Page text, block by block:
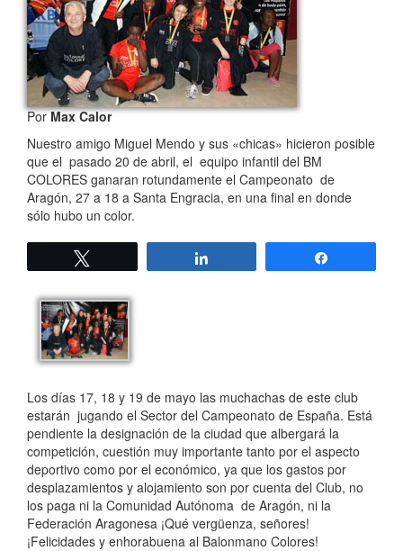
PorMax Calor
Nuestro amigo Miguel Mendo y sus «chicas» hicieron posible
que el pasado 20 de abril, el equipo infantil del BM
COLORES ganaran rotundamente el Campeonato de
Aragón, 27 a 18 a Santa Engracia, en una final en donde
sólo hubo un color.
Los días 17, 18 y 19 de mayo las muchachas de este club
estarán jugando el Sector del Campeonato de España. Está
pendiente la designación de la ciudad que albergará la
competición, cuestión muy importante tanto por el aspecto
deportivo como por el económico, ya que los gastos por
desplazamientos y alojamiento son por cuenta del Club, no
los paga ni la Comunidad Autónoma de Aragón, ni la
Federación Aragonesa ¡Qué vergüenza, señores!
¡Felicidades y enhorabuena al Balonmano Colores!